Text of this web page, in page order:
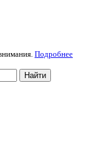
Подробнее
Найти